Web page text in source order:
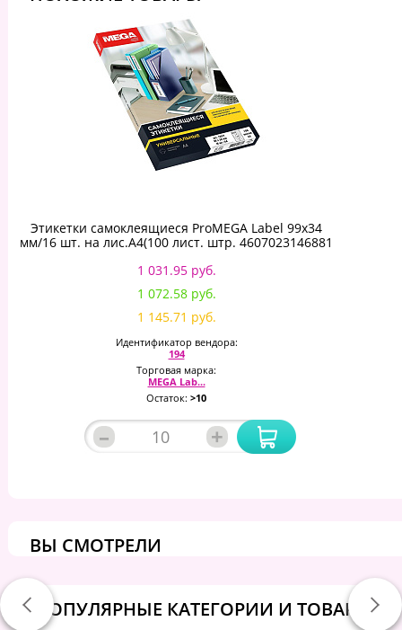
Этикетки самоклеящиеся ProMEGA Label 99х34
мм/16 шт. на лис.А4(100 лист. штр. 4607023146881
1 031.95 руб.
1 072.58 руб.
1 145.71 руб.
Идентификатор вендора:
194
Торговая марка:
MEGA Lab...
Остаток: >10
– +
ВЫ СМОТРЕЛИ
ПОПУЛЯРНЫЕ КАТЕГОРИИ И ТОВАРЫ: